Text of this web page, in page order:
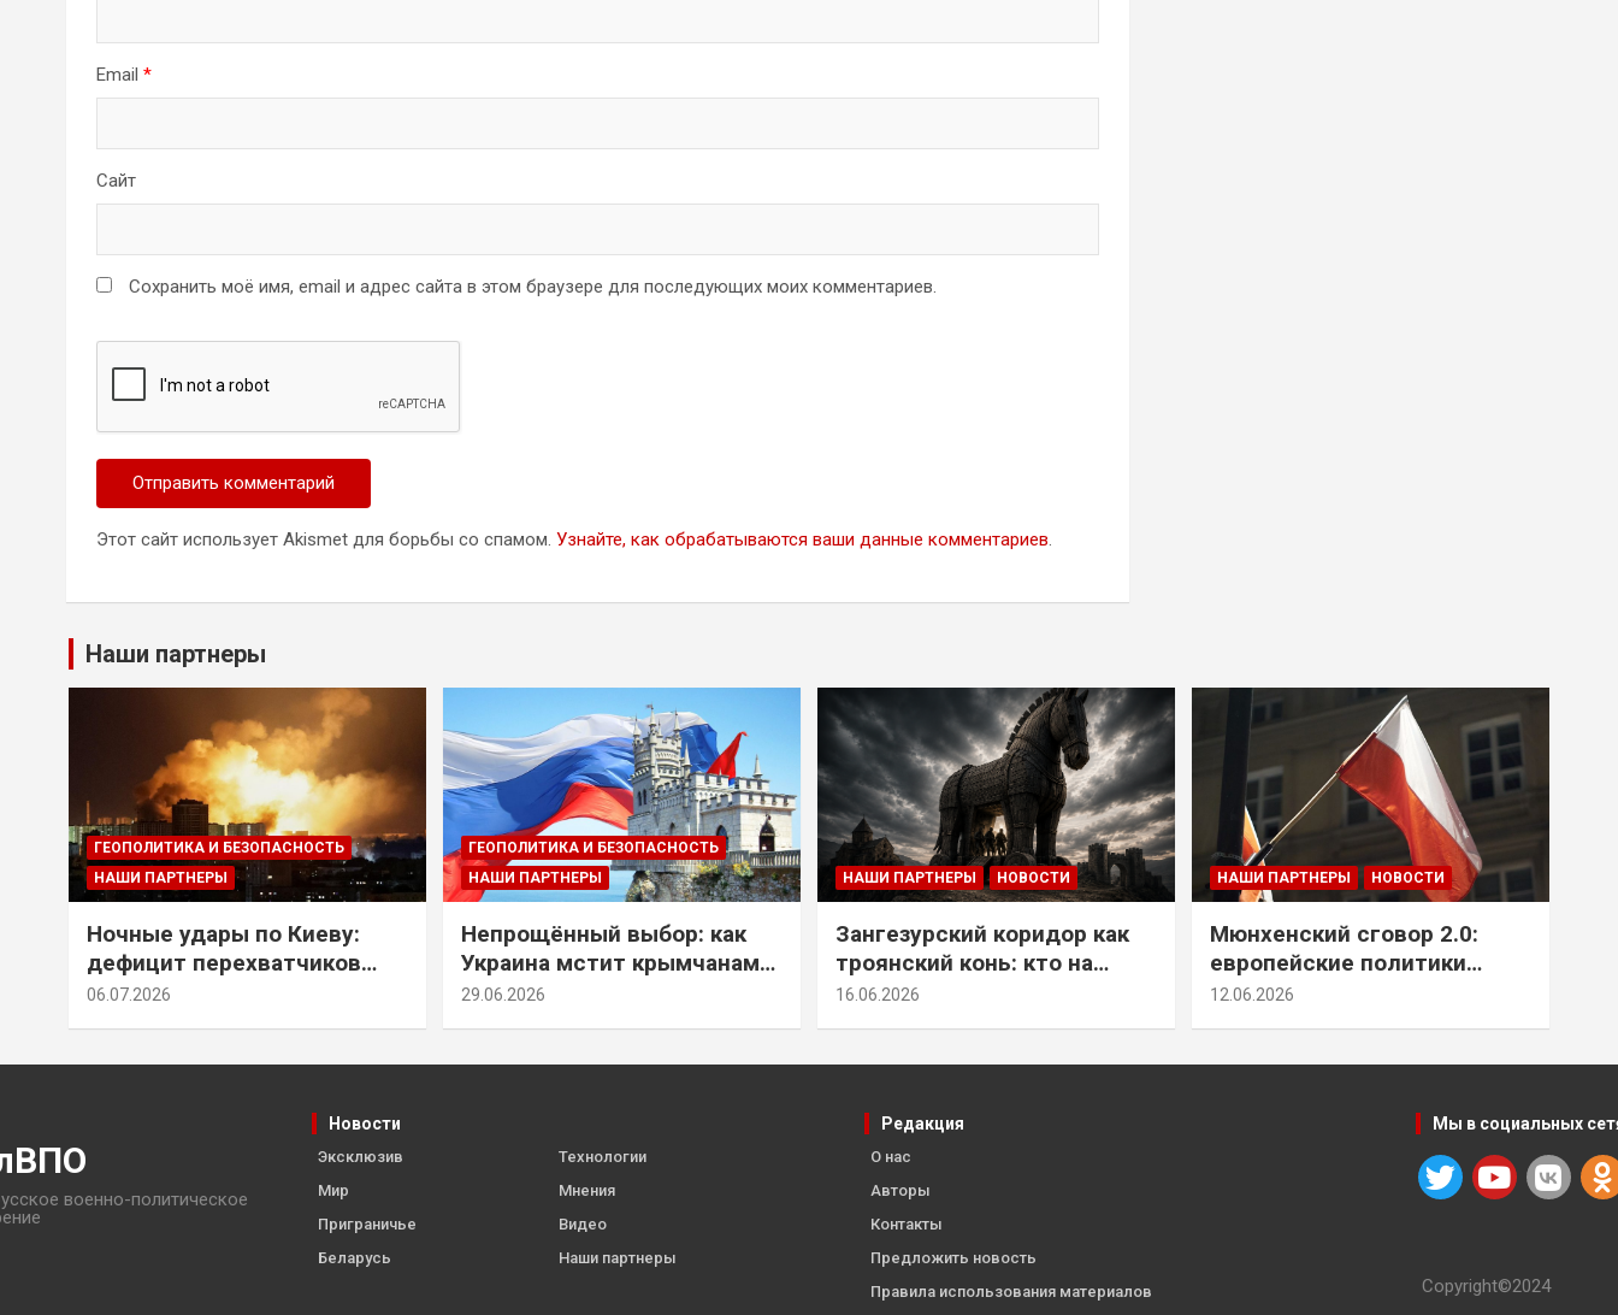
Email *
Сайт
Сохранить моё имя, email и адрес сайта в этом браузере для последующих моих комментариев.
Этот сайт использует Akismet для борьбы со спамом. Узнайте, как обрабатываются ваши данные комментариев.
Наши партнеры
ГЕОПОЛИТИКА И БЕЗОПАСНОСТЬ
НАШИ ПАРТНЕРЫ
Ночные удары по Киеву:
дефицит перехватчиков
Patriot и оборонительные
06.07.2026
ГЕОПОЛИТИКА И БЕЗОПАСНОСТЬ
НАШИ ПАРТНЕРЫ
Непрощённый выбор: как
Украина мстит крымчанам
за их историческое решение
29.06.2026
НАШИ ПАРТНЕРЫ НОВОСТИ
Зангезурский коридор как
троянский конь: кто на
самом деле осваивает юг
16.06.2026
НАШИ ПАРТНЕРЫ НОВОСТИ
Мюнхенский сговор 2.0:
европейские политики
снова растят монстра у
12.06.2026
военно-политическое
Новости
Эксклюзив
Мир
Приграничье
Беларусь
Технологии
Мнения
Видео
Наши партнеры
Редакция
О нас
Авторы
Контакты
Предложить новость
Правила использования материалов
Мы в социальных
Copyright©2024